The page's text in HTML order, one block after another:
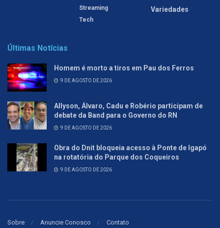
Streaming
Tech
Variedades
Últimas Notícias
Homem é morto a tiros em Pau dos Ferros
9 DE AGOSTO DE 2026
Allyson, Álvaro, Cadu e Robério participam de
debate da Band para o Governo do RN
9 DE AGOSTO DE 2026
Obra do Dnit bloqueia acesso à Ponte de Igapó
na rotatória do Parque dos Coqueiros
9 DE AGOSTO DE 2026
Sobre Anuncie Conosco Contato